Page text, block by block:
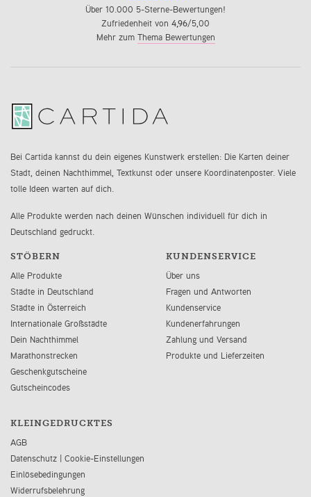
Über 10.000 5-Sterne-Bewertungen!
Zufriedenheit von 4,96/5,00
Mehr zum Thema Bewertungen
Bei Cartida kannst du dein eigenes Kunstwerk erstellen: Die Karten deiner
Stadt, deinen Nachthimmel, Textkunst oder unsere Koordinatenposter. Viele
tolle Ideen warten auf dich.
Alle Produkte werden nach deinen Wünschen individuell für dich in
Deutschland gedruckt.
STÖBERN
Alle Produkte
Städte in Deutschland
Städte in Österreich
Internationale Großstädte
Dein Nachthimmel
Marathonstrecken
Geschenkgutscheine
Gutscheincodes
KUNDENSERVICE
Über uns
Fragen und Antworten
Kundenservice
Kundenerfahrungen
Zahlung und Versand
Produkte und Lieferzeiten
KLEINGEDRUCKTES
AGB
Datenschutz | Cookie-Einstellungen
Einlösebedingungen
Widerrufsbelehrung